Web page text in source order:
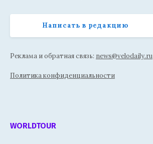
Написать в редакцию
Реклама и обратная связь: news@velodaily.ru
Политика конфиденциальности
WORLDTOUR